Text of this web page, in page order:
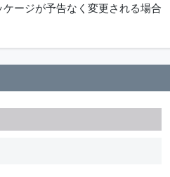
ージが予告なく変更される場合